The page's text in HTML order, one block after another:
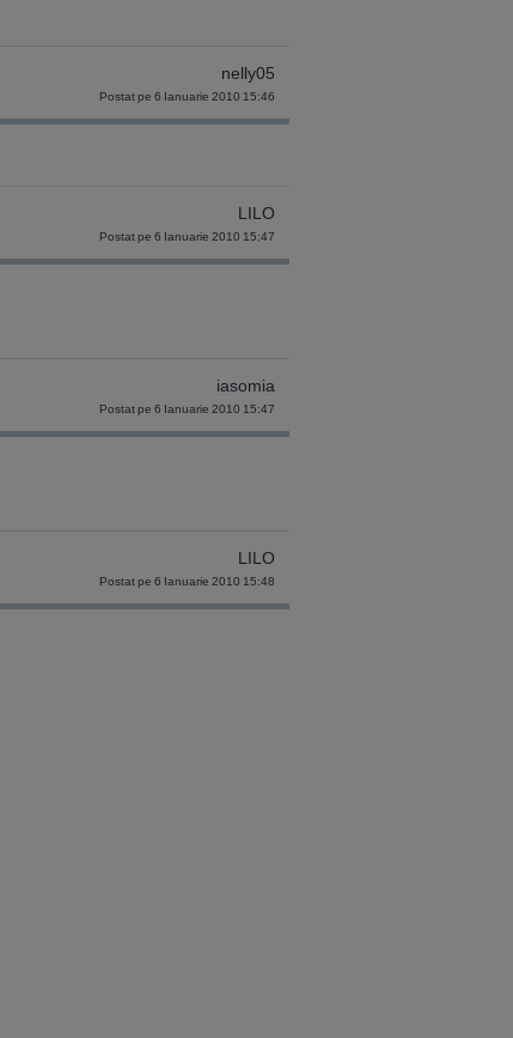
nelly05
Postat pe 6 Ianuarie 2010 15:46
LILO
Postat pe 6 Ianuarie 2010 15:47
iasomia
Postat pe 6 Ianuarie 2010 15:47
LILO
Postat pe 6 Ianuarie 2010 15:48